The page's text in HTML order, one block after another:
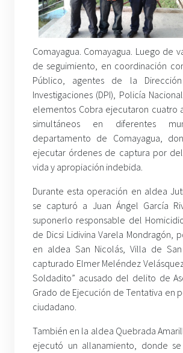
Comayagua. Comayagua. Luego de
de seguimiento, en coordinación
Público, agentes de la
Investigaciones (DPI), Policía
elementos Cobra ejecutaron cuatro
simultáneos en diferentes
departamento de Comayagua,
ejecutar órdenes de captura por
vida y apropiación indebida.
Durante esta operación en aldea
se capturó a Juan Ángel García
suponerlo responsable del
de Dicsi Lidivina Varela Mondragón,
en aldea San Nicolás, Villa de
capturado Elmer Meléndez
Soldadito” acusado del delito de
Grado de Ejecución de Tentativa en
ciudadano.
También en la aldea Quebrada
ejecutó un allanamiento, donde